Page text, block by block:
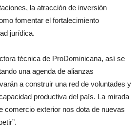
la atracción de inversión
fomentar el fortalecimiento
jurídica.
técnica de ProDominicana, así se
una agenda de alianzas
a construir una red de voluntades y
productiva del país. La mirada
comercio exterior nos dota de nuevas